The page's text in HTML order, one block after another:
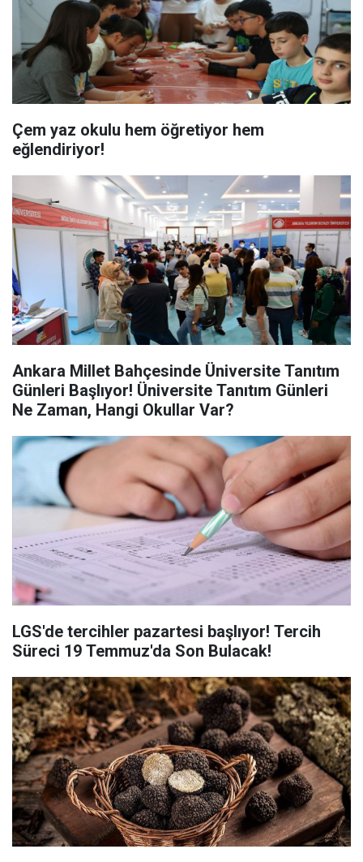
Çem yaz okulu hem öğretiyor hem
eğlendiriyor!
Ankara Millet Bahçesinde Üniversite Tanıtım
Günleri Başlıyor! Üniversite Tanıtım Günleri
Ne Zaman, Hangi Okullar Var?
LGS'de tercihler pazartesi başlıyor! Tercih
Süreci 19 Temmuz'da Son Bulacak!